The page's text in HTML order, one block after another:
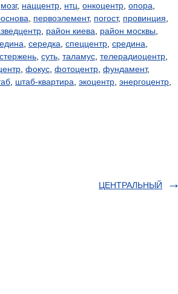
мозг, наццентр нтц онкоцентр опора
первоэлемент, погост, провинция
район киева район москвы
середка спеццентр средина
стержень суть таламус телерадиоцентр
фокус фотоцентр фундамент,
штаб-квартира экоцентр энергоцентр
ЦЕНТРАЛЬНЫЙ